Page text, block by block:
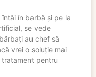
în barbă și pe la
se vede
au chef să
vrei o soluție mai
pentru